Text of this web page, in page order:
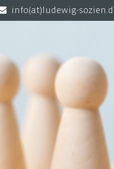
info(at)ludewig-